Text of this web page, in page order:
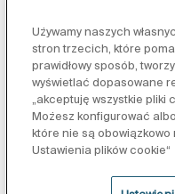
Obsługa klienta
O nas
Używamy naszych
stron trzecich, które
prawidłowy sposób,
wyświetlać dopasowane
„akceptuję wszystkie pliki
Możesz konfigurować
które nie są
Ustawienia plików cookie“